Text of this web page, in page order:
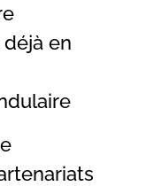
en